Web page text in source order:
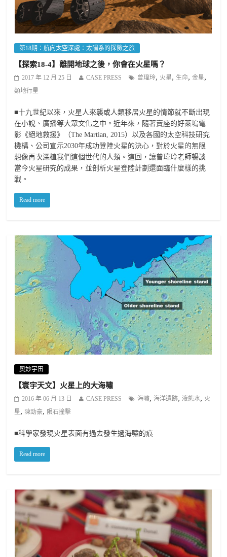
第18期：航向太空深處：太陽系的探險之旅
【探索18-4】離開地球之後，你會在火星嗎？
2017 年 12 月 25 日 CASE PRESS 曾瑋玲, 火星, 生命,金星,
類地行星
■十九世紀以來，火星人來襲或人類移居火星的情節就不斷出現
在小說、廣播等大眾文化之中。近年來，隨著賣座的好萊塢電
影《絕地救援》（The Martian, 2015）以及各國的太空科技研究
機構、公司宣示2030年成功登陸火星的決心，對於火星的無限
想像再次深植我們這個世代的人類。這回，讓曾瑋玲老師暢談
當今火星研究的成果，並剖析火星登陸計劃還面臨什麼樣的挑
戰。
Read more
奧妙宇宙
【寰宇天文】火星上的大海嘯
2016 年 06 月 13 日 CASE PRESS 海嘯, 海洋遺跡,液態水, 火
星, 陳勁豪, 隕石撞擊
■科學家發現火星表面有過去發生過海嘯的痕
Read more